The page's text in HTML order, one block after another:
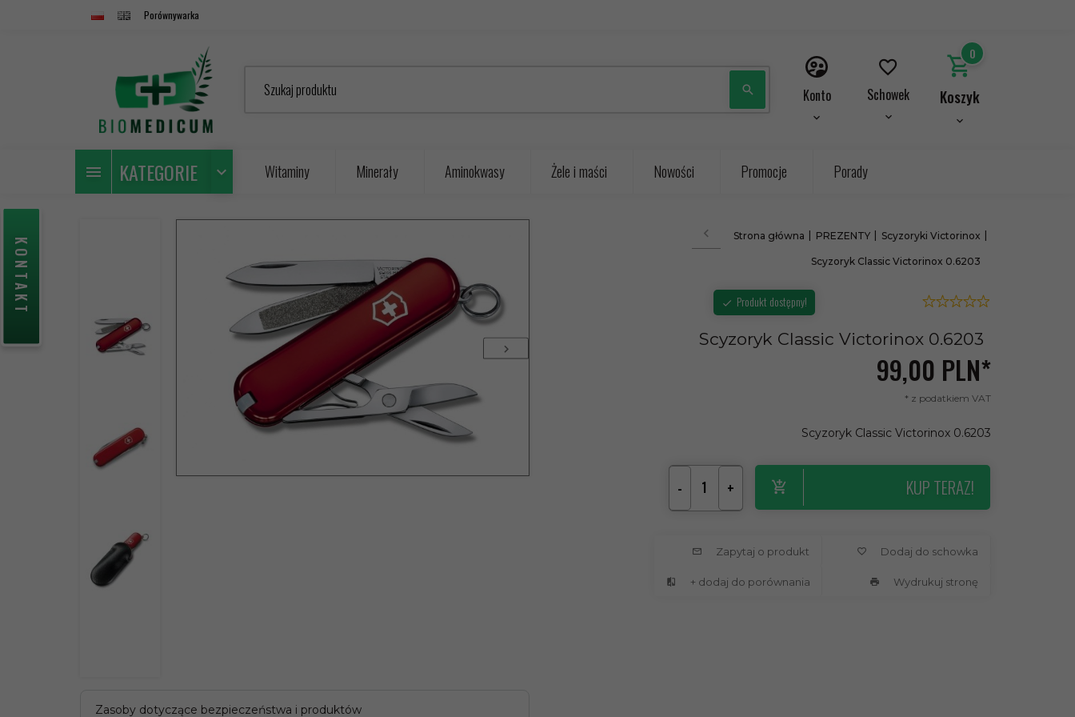
Porównywarka
Szukaj produktu Konto Schowek
0
Koszyk
KATEGORIE Witaminy Minerały Aminokwasy Żele i maści Nowości Promocje Porady
Zasoby dotyczące bezpieczeństwa i produktów
Strona główna PREZENTY Scyzoryki Victorinox
Scyzoryk Classic Victorinox 0.6203
Produkt dostępny!
Scyzoryk Classic Victorinox 0.6203
99,00 PLN*
* z podatkiem VAT
Scyzoryk Classic Victorinox 0.6203
- + KUP TERAZ!
Zapytaj o produkt Dodaj do schowka
+ dodaj do porównania Wydrukuj stronę
KONTAKT